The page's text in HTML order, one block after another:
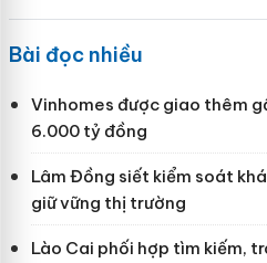
Bài đọc nhiều
Vinhomes được giao thêm
6.000 tỷ đồng
Lâm Đồng siết kiểm soát
giữ vững thị trường
Lào Cai phối hợp tìm kiếm,